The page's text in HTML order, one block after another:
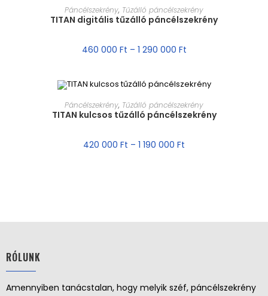
MÉRET VÁLASZTÁSA
Páncélszekrény, Tűzálló páncélszekrény
TITAN digitális tűzálló páncélszekrény
460 000 Ft – 1 290 000 Ft
MÉRET VÁLASZTÁSA
Páncélszekrény, Tűzálló páncélszekrény
TITAN kulcsos tűzálló páncélszekrény
420 000 Ft – 1 190 000 Ft
RÓLUNK
Amennyiben tanácstalan, hogy melyik széf, páncélszekrény